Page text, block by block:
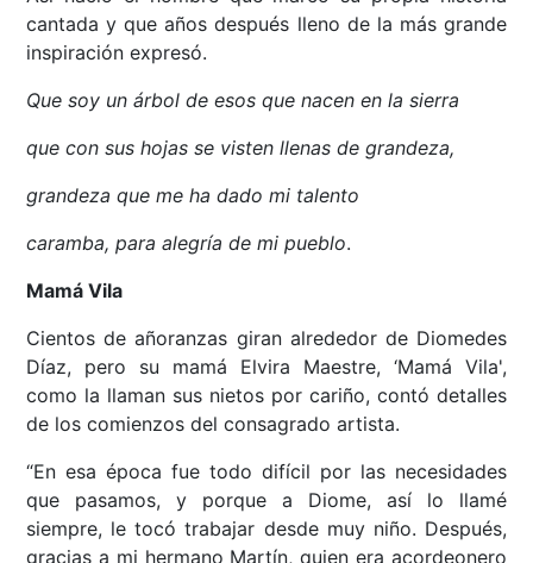
cantada y que años después lleno de la más grande
inspiración expresó.
Que soy un árbol de esos que nacen en la sierra
que con sus hojas se visten llenas de grandeza,
grandeza que me ha dado mi talento
caramba, para alegría de mi pueblo.
Mamá Vila
Cientos de añoranzas giran alrededor de Diomedes
Díaz, pero su mamá Elvira Maestre, ‘Mamá Vila',
como la llaman sus nietos por cariño, contó detalles
de los comienzos del consagrado artista.
“En esa época fue todo difícil por las necesidades
que pasamos, y porque a Diome, así lo llamé
siempre, le tocó trabajar desde muy niño. Después,
gracias a mi hermano Martín, quien era acordeonero